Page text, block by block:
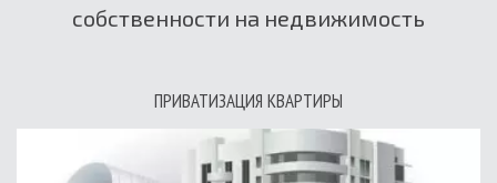
собственности на недвижимость
ПРИВАТИЗАЦИЯ КВАРТИРЫ